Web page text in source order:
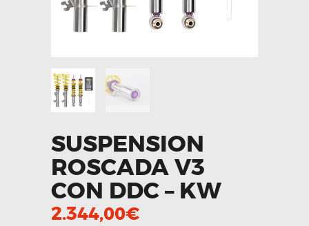
SUSPENSION
ROSCADA V3
CON DDC – KW
2.344,00€